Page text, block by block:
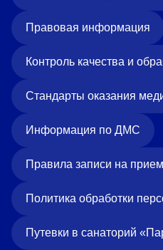
Правовая информация
Контроль качества и
Стандарты оказания
Информация по ДМС
Правила записи на прием
Политика обработки
Путевки в санаторий